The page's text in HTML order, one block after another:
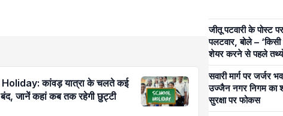
कांवड़ यात्रा के चलते कई
जानें कहां कब तक रहेगी छुट्टी
जीतू पटवारी के पोस्ट
पलटवार, बोले – ‘किसी
शेयर करने से पहले
सवारी मार्ग पर जर्जर
उज्जैन नगर निगम का
सुरक्षा पर फोकस